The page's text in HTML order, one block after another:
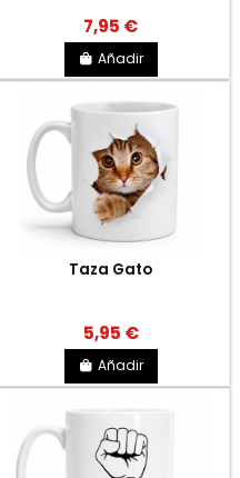
7,95 €
Añadir
Taza Gato
5,95 €
Añadir